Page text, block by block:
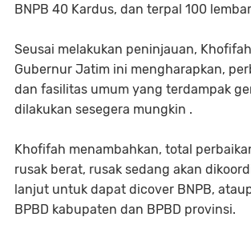
BNPB 40 Kardus, dan terpal 100
Seusai melakukan peninjauan,
Gubernur Jatim ini mengharapkan,
dan fasilitas umum yang terdampak
dilakukan sesegera mungkin .
Khofifah menambahkan, total
rusak berat, rusak sedang akan
lanjut untuk dapat dicover BNPB,
BPBD kabupaten dan BPBD provinsi.